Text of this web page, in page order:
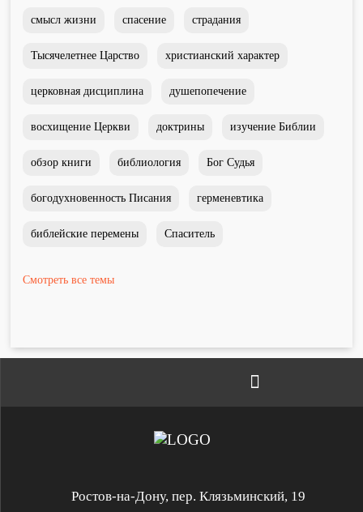
смысл жизни спасение страдания
Тысячелетнее Царство христианский характер
церковная дисциплина душепопечение
восхищение Церкви доктрины изучение Библии
обзор книги библиология Бог Судья
богодухновенность Писания герменевтика
библейские перемены Спаситель
Ростов-на-Дону, пер. Клязьминский, 19